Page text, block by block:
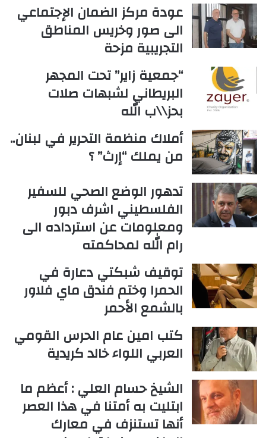
عودة مركز الضمان الإجتماعي
الى صور وخريس المناطق
التجريبية مزحة
“جمعية زاير” تحت المجهر
البريطاني لشبهات صلات
بحز\\ب الله
أملاك منظمة التحرير في لبنان..
من يملك “إرث” ؟
تدهور الوضع الصحي للسفير
الفلسطيني اشرف دبور
ومعلومات عن استرداده الى
رام الله لمحاكمته
توقيف شبكتي دعارة في
الحمرا وختم فندق ماي فلاور
بالشمع الأحمر
كتب امين عام الحرس القومي
العربي اللواء خالد كريدية
الشيخ حسام العلي : أعظم ما
ابتليت به أمتنا في هذا العصر
أنها تستنزف في معارك